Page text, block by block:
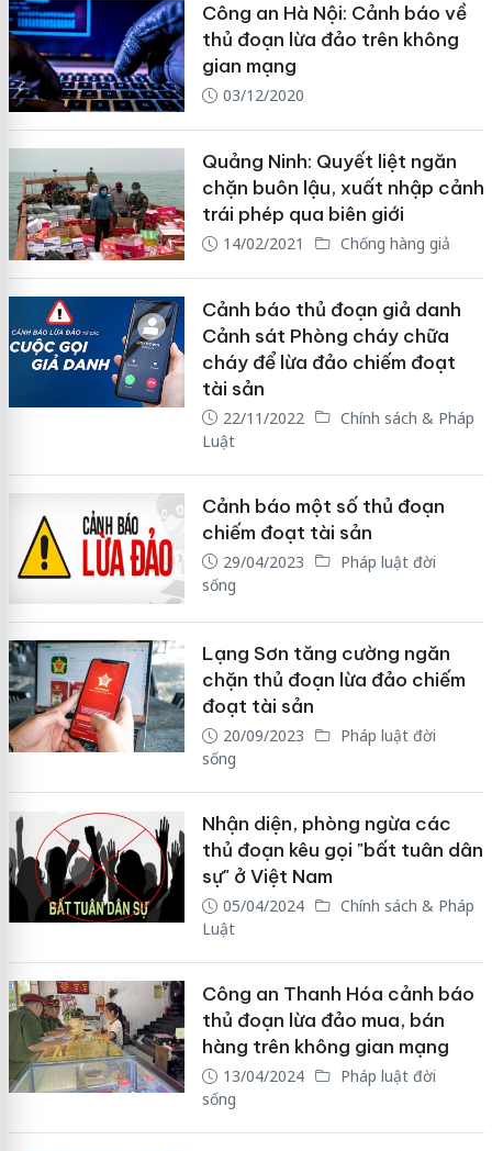
Công an Hà Nội: Cảnh báo về
thủ đoạn lừa đảo trên không
gian mạng
03/12/2020
Quảng Ninh: Quyết liệt ngăn
chặn buôn lậu, xuất nhập cảnh
trái phép qua biên giới
14/02/2021 Chống hàng giả
Cảnh báo thủ đoạn giả danh
Cảnh sát Phòng cháy chữa
cháy để lừa đảo chiếm đoạt
tài sản
22/11/2022
Chính sách & Pháp
Luật
Cảnh báo một số thủ đoạn
chiếm đoạt tài sản
29/04/2023
Pháp luật đời
sống
Lạng Sơn tăng cường ngăn
chặn thủ đoạn lừa đảo chiếm
đoạt tài sản
20/09/2023
Pháp luật đời
sống
Nhận diện, phòng ngừa các
thủ đoạn kêu gọi "bất tuân dân
sự" ở Việt Nam
05/04/2024
Chính sách & Pháp
Luật
Công an Thanh Hóa cảnh báo
thủ đoạn lừa đảo mua, bán
hàng trên không gian mạng
13/04/2024
Pháp luật đời
sống